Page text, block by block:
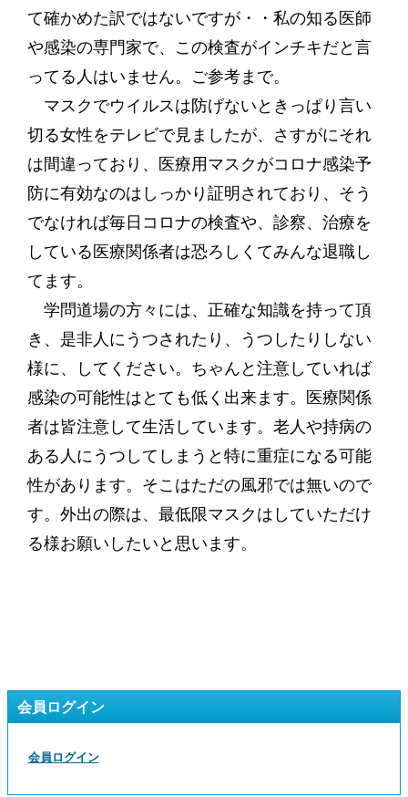
て確かめた訳ではないですが・・私の知る医師
や感染の専門家で、この検査がインチキだと言
ってる人はいません。ご参考まで。
マスクでウイルスは防げないときっぱり言い
切る女性をテレビで見ましたが、さすがにそれ
は間違っており、医療用マスクがコロナ感染予
防に有効なのはしっかり証明されており、そう
でなければ毎日コロナの検査や、診察、治療を
している医療関係者は恐ろしくてみんな退職し
てます。
学問道場の方々には、正確な知識を持って頂
き、是非人にうつされたり、うつしたりしない
様に、してください。ちゃんと注意していれば
感染の可能性はとても低く出来ます。医療関係
者は皆注意して生活しています。老人や持病の
ある人にうつしてしまうと特に重症になる可能
性があります。そこはただの風邪では無いので
す。外出の際は、最低限マスクはしていただけ
る様お願いしたいと思います。
会員ログイン
会員ログイン